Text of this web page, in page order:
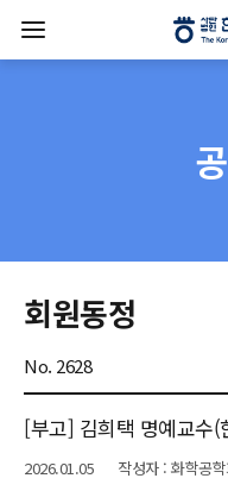
회원동정
No. 2628
[부고] 김희택 명예교수(
2026.01.05 작성자 : 화학공학